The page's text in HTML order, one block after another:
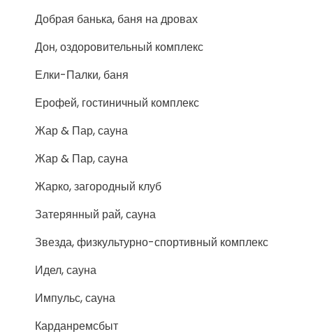
Добрая банька, баня на дровах
Дон, оздоровительный комплекс
Елки-Палки, баня
Ерофей, гостиничный комплекс
Жар & Пар, сауна
Жар & Пар, сауна
Жарко, загородный клуб
Затерянный рай, сауна
Звезда, физкультурно-спортивный комплекс
Идел, сауна
Импульс, сауна
Карданремсбыт